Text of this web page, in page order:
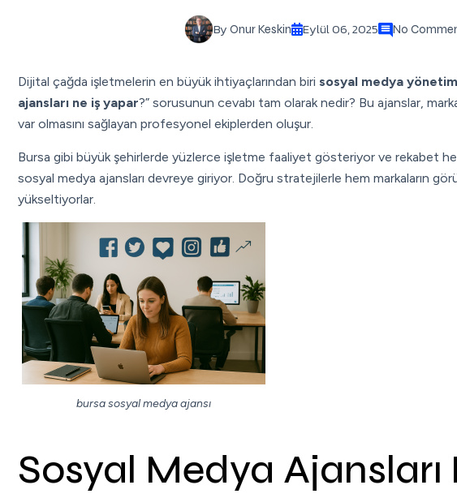
By Onur Keskin Eylül 06, 2025 No
Dijital çağda işletmelerin en büyük ihtiyaçlarından biri sosyal medya
ajansları ne iş yapar?” sorusunun cevabı tam olarak nedir? Bu ajanslar,
var olmasını sağlayan profesyonel ekiplerden oluşur.
Bursa gibi büyük şehirlerde yüzlerce işletme faaliyet gösteriyor ve rekabet
sosyal medya ajansları devreye giriyor. Doğru stratejilerle hem markaların
yükseltiyorlar.
bursa sosyal medya ajansı
Sosyal Medya Ajansları